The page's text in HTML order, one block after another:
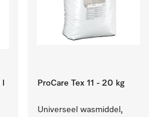
ProCare Tex 11 - 20 kg
Universeel wasmiddel,